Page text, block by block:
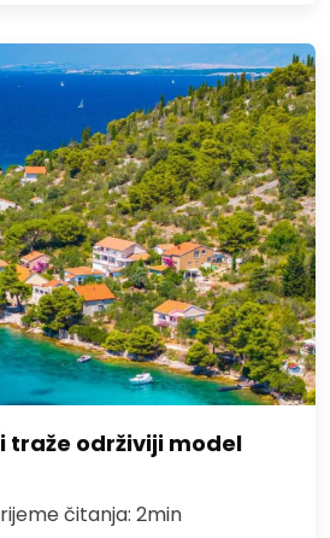
traže održiviji model
čitanja: 2min